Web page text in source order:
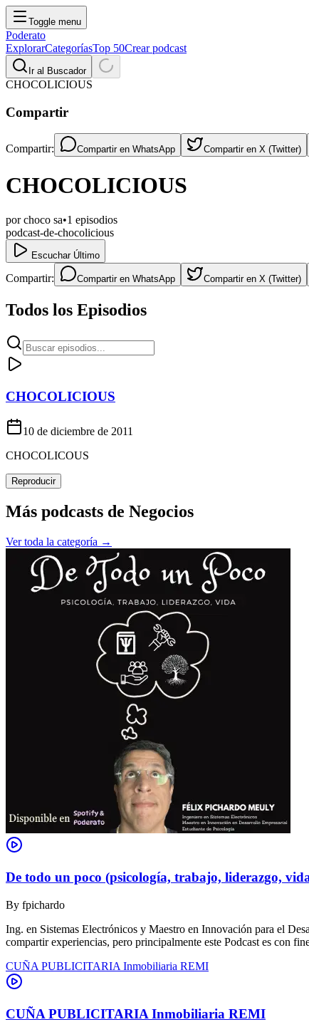
Toggle menu
Poderato
ExplorarCategoríasTop 50Crear podcast
Ir al Buscador
CHOCOLICIOUS
Compartir
Compartir: Compartir en WhatsApp Compartir en X (Twitter)
CHOCOLICIOUS
porchoco sa•1 episodios
podcast-de-chocolicious
Escuchar Último
Compartir: Compartir en WhatsApp Compartir en X (Twitter)
Todos los Episodios
CHOCOLICIOUS
10 de diciembre de 2011
CHOCOLICOUS
Reproducir
Más podcasts de Negocios
Ver toda la categoría →
De todo un poco (psicología, trabajo, liderazgo,
By fpichardo
Ing. en Sistemas Electrónicos y Maestro en Innovación para el
compartir experiencias, pero principalmente este Podcast es con
CUÑA PUBLICITARIA Inmobiliaria REMI
CUÑA PUBLICITARIA Inmobiliaria REMI